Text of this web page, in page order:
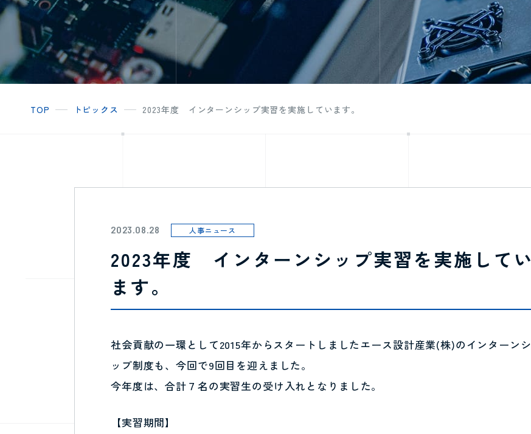
TOP トピックス 2023年度 インターンシップ実習を実施しています。
2023.08.28 人事ニュース
2023年度 インターンシップ実習を実施してい
ます。
社会貢献の一環として2015年からスタートしましたエース設計産業(株)のインターンシ
ップ制度も、今回で9回目を迎えました。
今年度は、合計７名の実習生の受け入れとなりました。
【実習期間】